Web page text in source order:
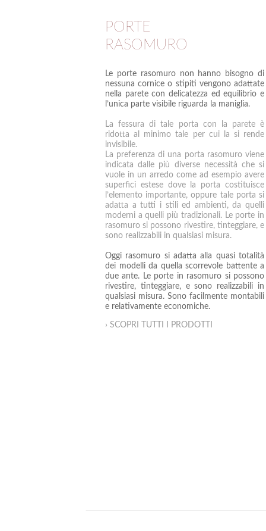
PORTE
RASOMURO
Le porte rasomuro non hanno bisogno di
nessuna cornice o stipiti vengono adattate
nella parete con delicatezza ed equilibrio e
l’unica parte visibile riguarda la maniglia.
La fessura di tale porta con la parete è
ridotta al minimo tale per cui la si rende
invisibile.
La preferenza di una porta rasomuro viene
indicata dalle più diverse necessità che si
vuole in un arredo come ad esempio avere
superfici estese dove la porta costituisce
l’elemento importante, oppure tale porta si
adatta a tutti i stili ed ambienti, da quelli
moderni a quelli più tradizionali. Le porte in
rasomuro si possono rivestire, tinteggiare, e
sono realizzabili in qualsiasi misura.
Oggi rasomuro si adatta alla quasi totalità
dei modelli da quella scorrevole battente a
due ante. Le porte in rasomuro si possono
rivestire, tinteggiare, e sono realizzabili in
qualsiasi misura. Sono facilmente montabili
e relativamente economiche.
› SCOPRI TUTTI I PRODOTTI